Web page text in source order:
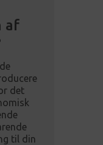
af
det
til din